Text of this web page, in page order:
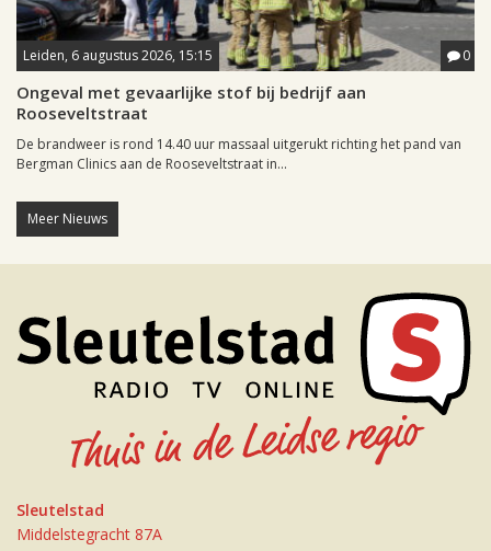
Leiden, 6 augustus 2026, 15:15 0
Ongeval met gevaarlijke stof bij bedrijf aan
Rooseveltstraat
De brandweer is rond 14.40 uur massaal uitgerukt richting het pand van
Bergman Clinics aan de Rooseveltstraat in...
Meer Nieuws
Sleutelstad
Middelstegracht 87A